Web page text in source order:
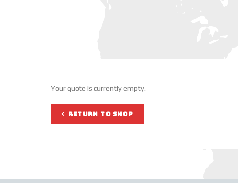
Your quote is currently empty.
RETURN TO SHOP